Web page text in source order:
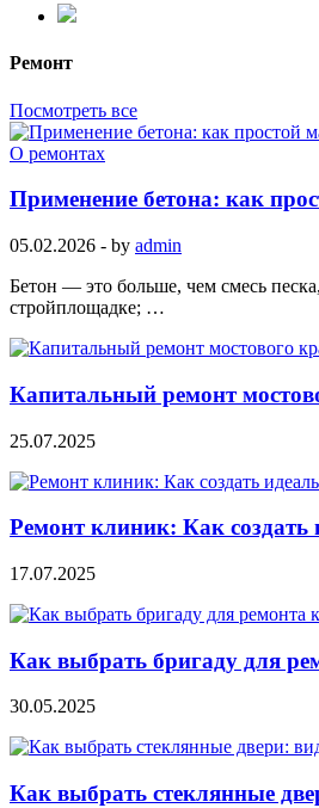
Ремонт
Посмотреть все
О ремонтах
Применение бетона: как
05.02.2026 - by admin
Бетон — это больше, чем смесь
стройплощадке; …
Капитальный ремонт
25.07.2025
Ремонт клиник: Как создать
17.07.2025
Как выбрать бригаду для
30.05.2025
Как выбрать стеклянные